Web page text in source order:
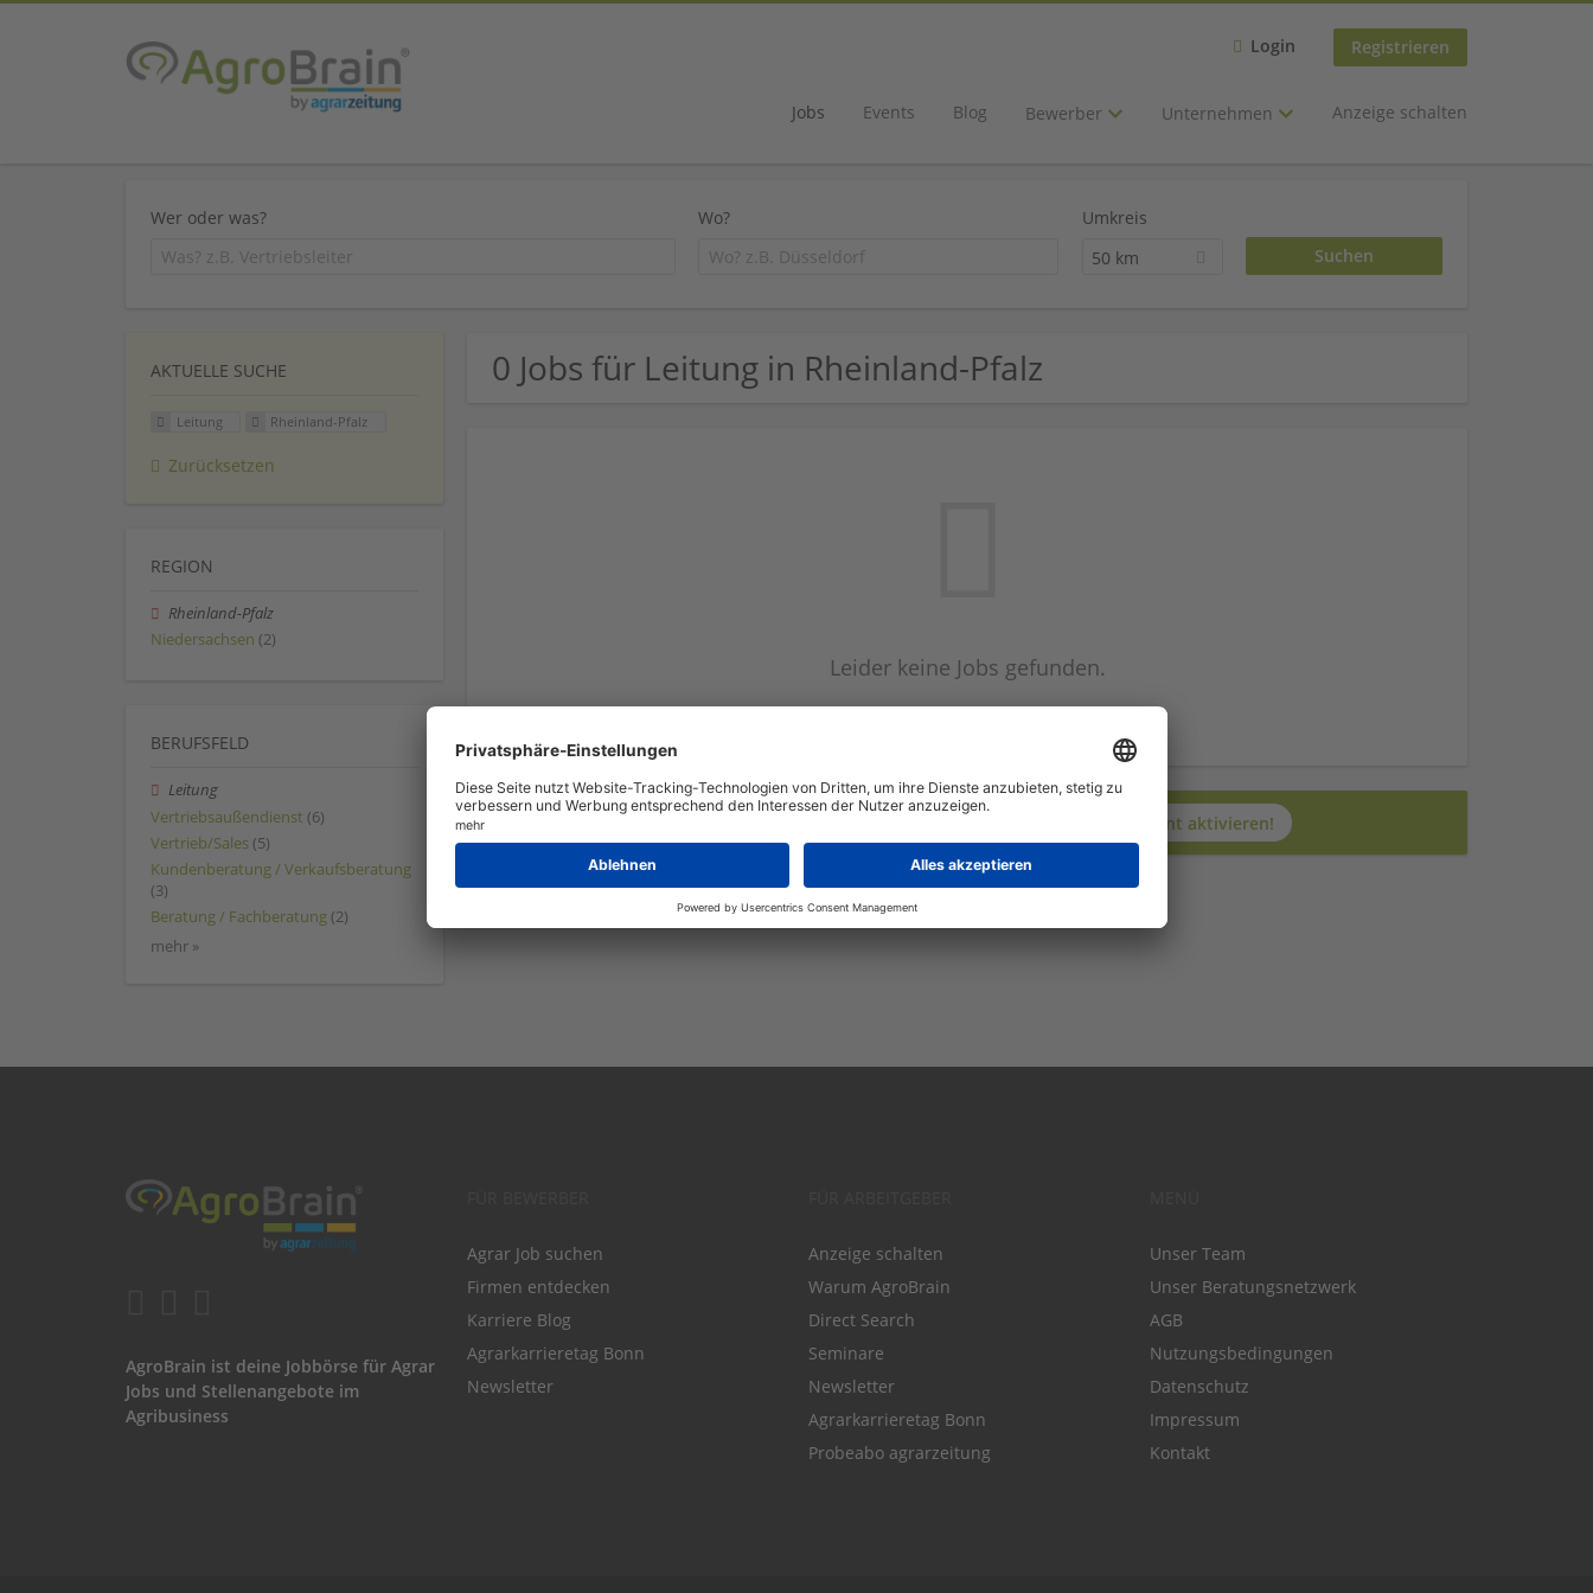
Login Registrieren
Jobs Events Blog Bewerber Unternehmen Anzeige schalten
Wer oder was? Wo?
Umkreis
50 km
0 Jobs für Leitung in Rheinland-Pfalz
Leider keine Jobs gefunden.
Automatisch neue Jobs per E-Mail erhalten? Jetzt JobAgent aktivieren!
AKTUELLE SUCHE
Leitung Rheinland-Pfalz
Zurücksetzen
REGION
Rheinland-Pfalz
Niedersachsen (2)
BERUFSFELD
Leitung
Vertriebsaußendienst (6)
Vertrieb/Sales (5)
Kundenberatung / Verkaufsberatung
(3)
Beratung / Fachberatung (2)
mehr »
AgroBrain ist deine Jobbörse für Agrar
Jobs und Stellenangebote im
Agribusiness
Agrar Job suchen
Firmen entdecken
Karriere Blog
Agrarkarrieretag Bonn
Newsletter
Anzeige schalten
Warum AgroBrain
Direct Search
Seminare
Newsletter
Agrarkarrieretag Bonn
Probeabo agrarzeitung
Unser Team
Unser Beratungsnetzwerk
AGB
Nutzungsbedingungen
Datenschutz
Impressum
Kontakt